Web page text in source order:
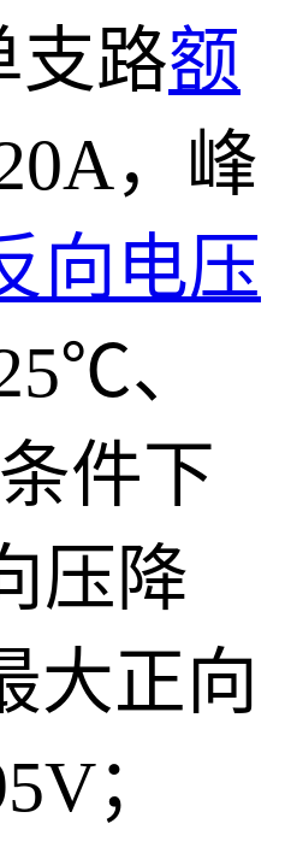
支路额
，峰
向电压
、
件下
压降
大正向
；